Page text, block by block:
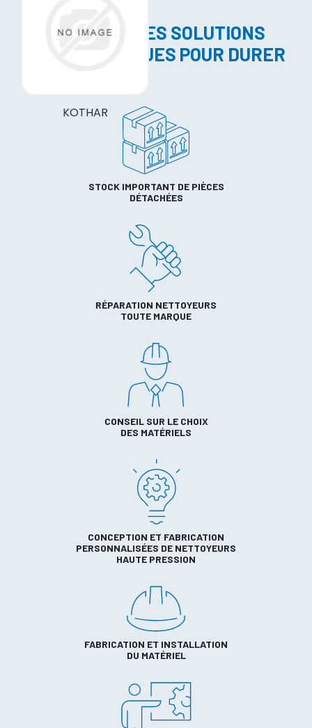
KOTHAR
REGELAV, DES SOLUTIONS
LAVAGE CONÇUES POUR DURER
STOCK IMPORTANT DE PIÈCES
DÉTACHÉES
RÉPARATION NETTOYEURS
TOUTE MARQUE
CONSEIL SUR LE CHOIX
DES MATÉRIELS
CONCEPTION ET FABRICATION
PERSONNALISÉES DE NETTOYEURS
HAUTE PRESSION
FABRICATION ET INSTALLATION
DU MATÉRIEL